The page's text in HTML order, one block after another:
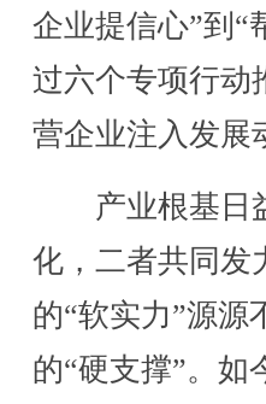
企业提信心”到“
过六个专项行动
营企业注入发展
产业根基日益
化，二者共同发
的“软实力”源源
的“硬支撑”。如